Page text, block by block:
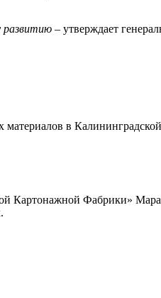
развитию – утверждает
в Калининградской
Фабрики»